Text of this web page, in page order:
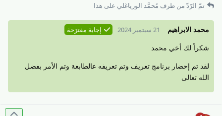
تمّ الرّدّ من طرف مُحمَّد الورياغلي على هذا
محمد الابراهيم 21 سبتمبر 2024 إجابة مقترَحة
شكراً لك أخي محمد
لقد تم إحضار برنامج تعريف وتم تعريفه عالطابعة وتم الأمر بفضل
الله تعالى